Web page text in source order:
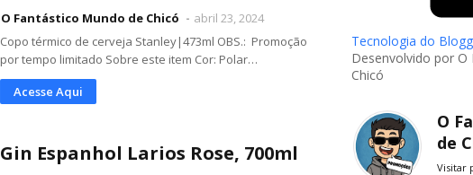
O Fantástico Mundo de Chicó
abril 23, 2024
Copo térmico de cerveja Stanley|473ml OBS.: Promoção
por tempo limitado Sobre este item Cor: Polar…
Acesse Aqui
Gin Espanhol Larios Rose, 700ml
Tecnologia do
Desenvolvido por
Chicó
O
de
Visitar